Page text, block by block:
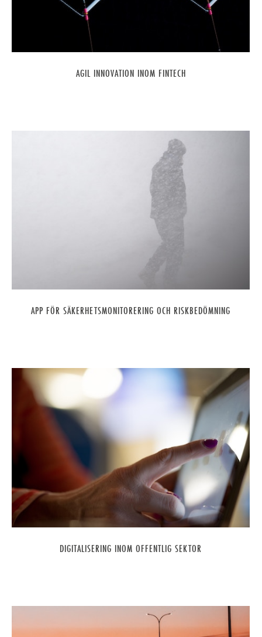
AGIL INNOVATION INOM FINTECH
APP FÖR SÄKERHETSMONITORERING OCH RISKBEDÖMNING
DIGITALISERING INOM OFFENTLIG SEKTOR